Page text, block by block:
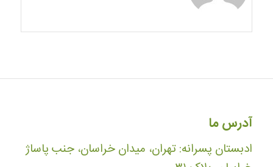
آدرس ما
ادبستان پسرانه: تهران، میدان خراسان، جنب پاساژ